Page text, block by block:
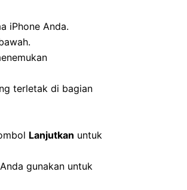
iPhone Anda.
terletak di bagian
Lanjutkan untuk
gunakan untuk